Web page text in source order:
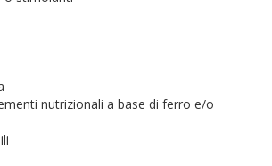
nutrizionali a base di ferro e/o